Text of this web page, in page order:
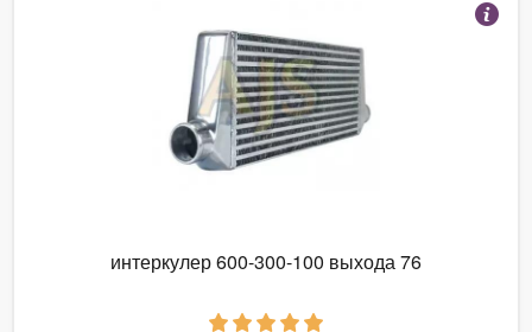
интеркулер 600-300-100 выхода 76